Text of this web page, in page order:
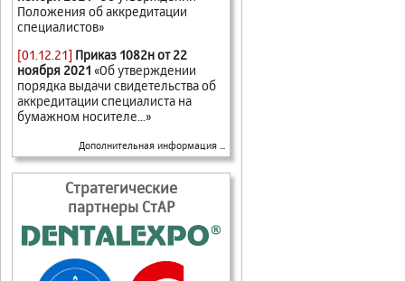
Положения об аккредитации
специалистов»
[01.12.21] Приказ 1082н от 22
ноября 2021 «Об утверждении
порядка выдачи свидетельства об
аккредитации специалиста на
бумажном носителе...»
Дополнительная информация ...
Стратегические
партнеры СтАР